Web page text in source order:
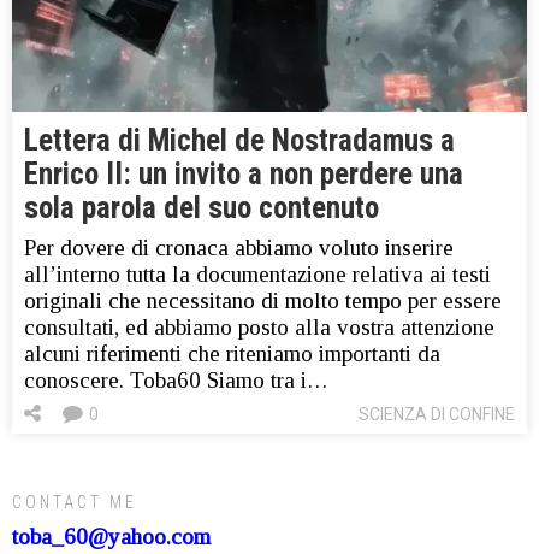
Lettera di Michel de Nostradamus a
Enrico II: un invito a non perdere una
sola parola del suo contenuto
Per dovere di cronaca abbiamo voluto inserire
all’interno tutta la documentazione relativa ai testi
originali che necessitano di molto tempo per essere
consultati, ed abbiamo posto alla vostra attenzione
alcuni riferimenti che riteniamo importanti da
conoscere. Toba60 Siamo tra i…
SCIENZA DI CONFINE
0
CONTACT ME
toba_60@yahoo.com